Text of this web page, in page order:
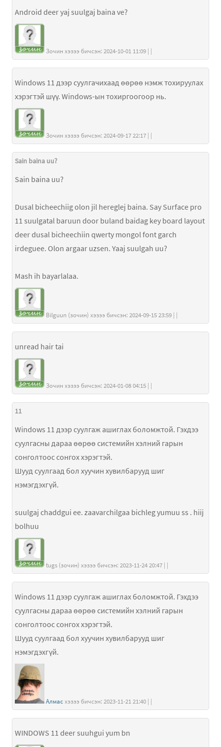
Android deer yaj suulgaj baina ve?
Зочин хэзээ бичсэн: 2024-10-01 11:09 | |
Windows 11 дээр суулгачихаад өөрөө нэмж тохируулах
хэрэгтэй шүү. Windows-ын тохиргоогоор нь.
Зочин хэзээ бичсэн: 2024-09-17 22:17 | |
Sain baina uu?
Sain baina uu?
Dusal bicheechiig olon jil hereglej baina. Say Surface pro
11 suulgatal baruun door buland baidag key board layout
deer dusal bicheechiin qwerty mongol font garch
irdeguee. Olon argaar uzsen. Yaaj suulgah uu?
Mash ih bayarlalaa.
Bilguun (зочин) хэзээ бичсэн: 2024-09-15 23:59 | |
unread hair tai
Зочин хэзээ бичсэн: 2024-01-08 04:15 | |
11
Windows 11 дээр суулгаж ашиглах боломжтой. Гэхдээ
суулгасны дараа өөрөө системийн хэлний гарын
сонголтоос сонгох хэрэгтэй.
Шууд суулгаад бол хуучин хувилбарууд шиг
нэмэгдэхгүй.
suulgaj chaddgui ee. zaavarchilgaa bichleg yumuu ss . hiij
bolhuu
tugs (зочин) хэзээ бичсэн: 2023-11-24 20:47 | |
Windows 11 дээр суулгаж ашиглах боломжтой. Гэхдээ
суулгасны дараа өөрөө системийн хэлний гарын
сонголтоос сонгох хэрэгтэй.
Шууд суулгаад бол хуучин хувилбарууд шиг
нэмэгдэхгүй.
Алмас хэзээ бичсэн: 2023-11-21 21:40 | |
WINDOWS 11 deer suuhgui yum bn